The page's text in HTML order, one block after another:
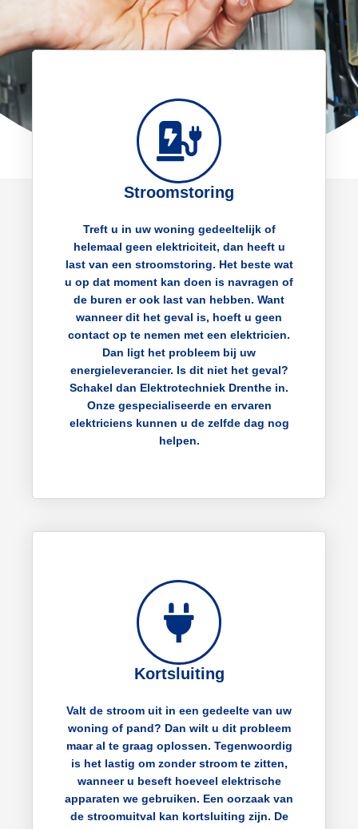
Stroomstoring
Treft u in uw woning gedeeltelijk of
helemaal geen elektriciteit, dan heeft u
last van een stroomstoring. Het beste wat
u op dat moment kan doen is navragen of
de buren er ook last van hebben. Want
wanneer dit het geval is, hoeft u geen
contact op te nemen met een elektricien.
Dan ligt het probleem bij uw
energieleverancier. Is dit niet het geval?
Schakel dan Elektrotechniek Drenthe in.
Onze gespecialiseerde en ervaren
elektriciens kunnen u de zelfde dag nog
helpen.
Kortsluiting
Valt de stroom uit in een gedeelte van uw
woning of pand? Dan wilt u dit probleem
maar al te graag oplossen. Tegenwoordig
is het lastig om zonder stroom te zitten,
wanneer u beseft hoeveel elektrische
apparaten we gebruiken. Een oorzaak van
de stroomuitval kan kortsluiting zijn. De